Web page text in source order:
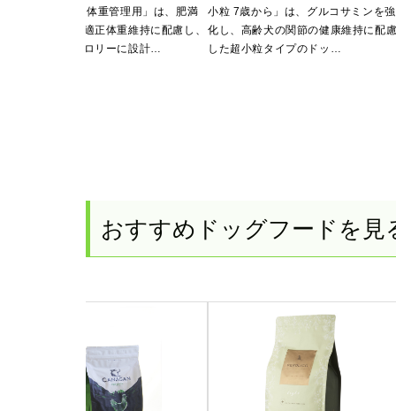
小粒 １歳から体重管理用」は、肥満
傾向の愛犬の適正体重維持に配慮し、
低脂肪、低カロリーに設計…
小粒 7歳から」は、グルコサミンを強
化し、高齢犬の関節の健康維持に配
した超小粒タイプのドッ…
おすすめドッグフードを見